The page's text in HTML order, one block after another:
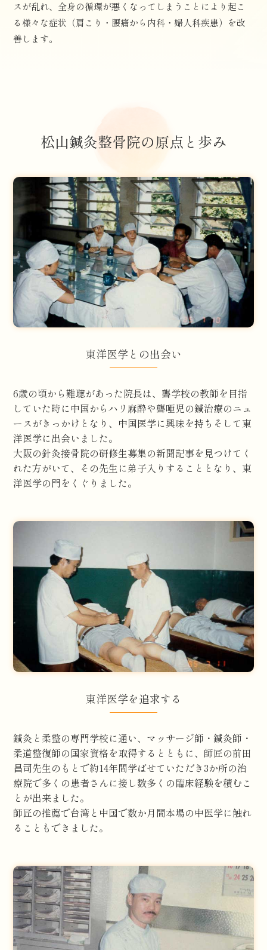
スが乱れ、全身の循環が悪くなってしまうことにより起こ
る様々な症状（肩こり・腰痛から内科・婦人科疾患）を改
善します。
松山鍼灸整骨院の原点と歩み
東洋医学との出会い
6歳の頃から難聴があった院長は、聾学校の教師を目指
していた時に中国からハリ麻酔や聾唖児の鍼治療のニュ
ースがきっかけとなり、中国医学に興味を持ちそして東
洋医学に出会いました。
大阪の針灸接骨院の研修生募集の新聞記事を見つけてく
れた方がいて、その先生に弟子入りすることとなり、東
洋医学の門をくぐりました。
東洋医学を追求する
鍼灸と柔整の専門学校に通い、マッサージ師・鍼灸師・
柔道整復師の国家資格を取得するとともに、師匠の前田
昌司先生のもとで約14年間学ばせていただき3か所の治
療院で多くの患者さんに接し数多くの臨床経験を積むこ
とが出来ました。
師匠の推薦で台湾と中国で数か月間本場の中医学に触れ
ることもできました。